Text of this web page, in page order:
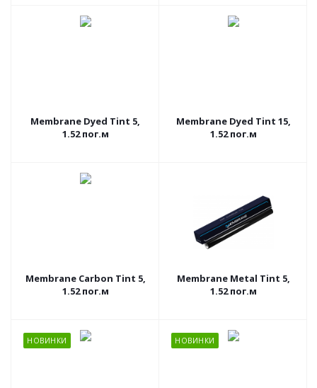
Membrane Dyed Tint 5,
1.52 пог.м
Membrane Dyed Tint 15,
1.52 пог.м
Membrane Carbon Tint 5,
1.52 пог.м
Membrane Metal Tint 5,
1.52 пог.м
НОВИНКИ НОВИНКИ